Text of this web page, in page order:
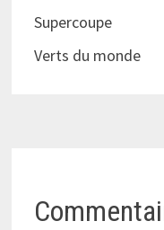
Supercoupe
Verts du monde